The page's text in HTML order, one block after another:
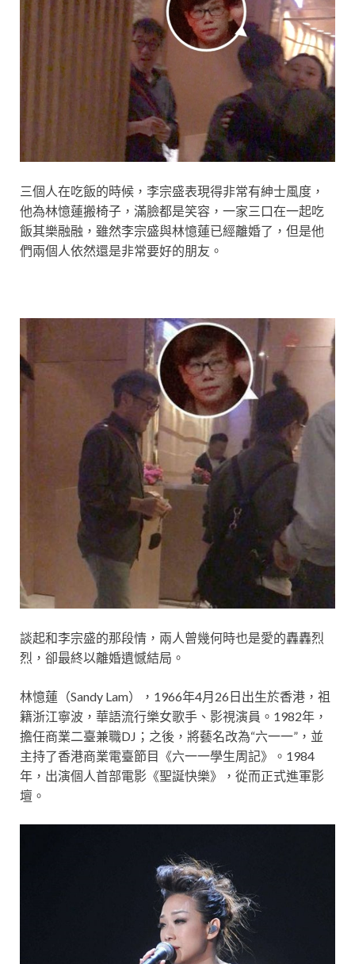
三個人在吃飯的時候，李宗盛表現得非常有紳士風度，
他為林憶蓮搬椅子，滿臉都是笑容，一家三口在一起吃
飯其樂融融，雖然李宗盛與林憶蓮已經離婚了，但是他
們兩個人依然還是非常要好的朋友。
談起和李宗盛的那段情，兩人曾幾何時也是愛的轟轟烈
烈，卻最終以離婚遺憾結局。
林憶蓮（Sandy Lam），1966年4月26日出生於香港，祖
籍浙江寧波，華語流行樂女歌手、影視演員。1982年，
擔任商業二臺兼職DJ；之後，將藝名改為“六一一”，並
主持了香港商業電臺節目《六一一學生周記》。1984
年，出演個人首部電影《聖誕快樂》，從而正式進軍影
壇。